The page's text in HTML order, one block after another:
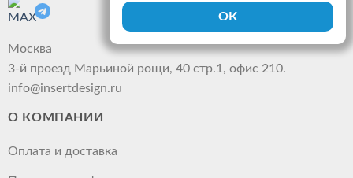
Москва
3-й проезд Марьиной рощи, 40 стр.1, офис 210.
info@insertdesign.ru
О КОМПАНИИ
Оплата и доставка